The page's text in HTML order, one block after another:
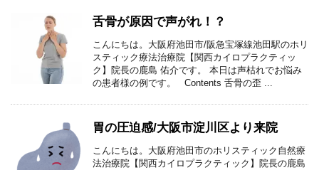
舌骨が原因で声がれ！？
こんにちは。大阪府池田市/阪急宝塚線池田駅のホリ
スティック療法治療院【関西カイロプラクティッ
ク】院長の鹿島 佑介です。 本日は声枯れでお悩み
の患者様の例です。 Contents 舌骨の歪 ...
胃の圧迫感/大阪市淀川区より来院
こんにちは。大阪府池田市のホリスティック自然療
法治療院【関西カイロプラクティック】院長の鹿島